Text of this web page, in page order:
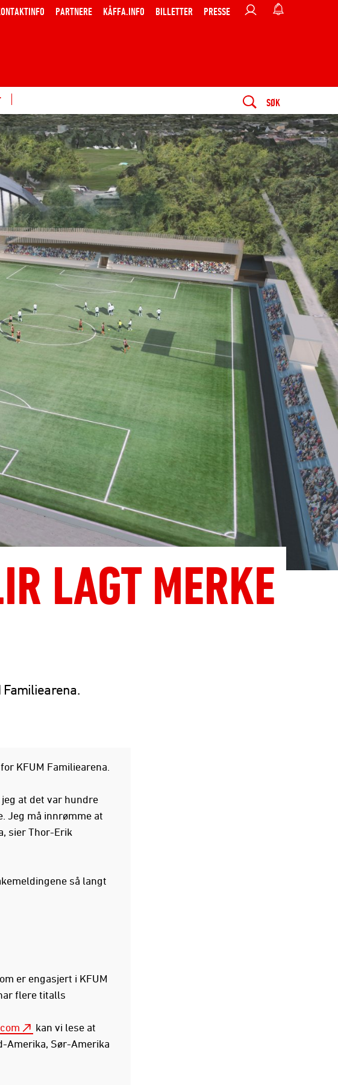
PARTNERE KÅFFA.INFO BILLETTER PRESSE
SØK
LAGT MERKE
KFUM Familiearena.
jeg at det var hundre
Jeg må innrømme at
sier Thor-Erik
så langt
er engasjert i KFUM
flere titalls
kan vi lese at
Amerika, Sør-Amerika